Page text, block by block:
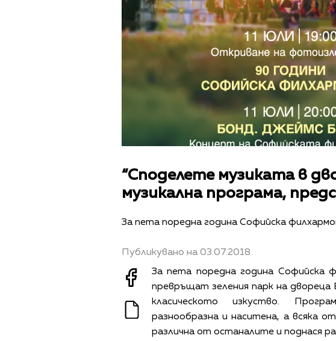
“Споделете музиката в
музикална програма,
За пета поредна година Софийска
Публикувано на 03.07.2018
За пета поредна година Софийска
превръщат зеления парк на
класическото изкуство.
разнообразна и наситена, а всяка
различна от останалите и поднася